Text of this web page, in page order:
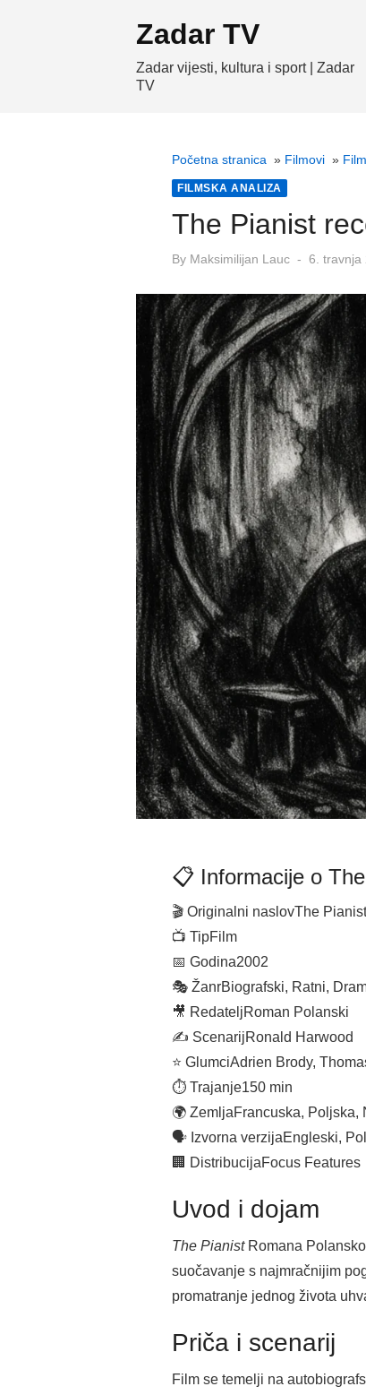
Zadar TV
Zadar vijesti, kultura i sport | Zadar
TV
Početna stranica » Filmovi »
FILMSKA ANALIZA
The Pianist
By Maksimilijan Lauc
Posted
6. travnja
📋 Informacije o
🎬 Originalni naslovThe Pianist
📺 TipFilm
📅 Godina2002
🎭 ŽanrBiografski, Ratni,
🎥 RedateljRoman Polanski
✍️ ScenarijRonald Harwood
⭐ GlumciAdrien Brody,
⏱ Trajanje150 min
🌍 ZemljaFrancuska, Poljska,
🗣 Izvorna verzijaEngleski,
🏢 DistribucijaFocus Features
Uvod i dojam
The PianistRomana
suočavanje s najmračnijim
promatranje jednog života
Priča i scenarij
Film se temelji na